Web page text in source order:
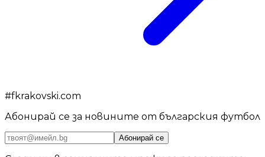
#fkrakovski.com
Абонирай се за новините от българския футбол
Абонирай се